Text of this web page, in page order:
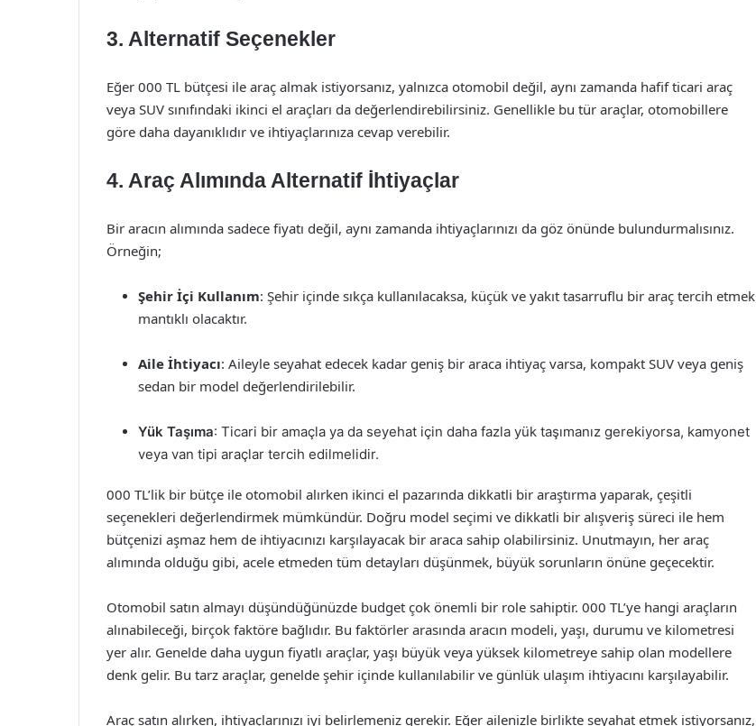
3. Alternatif Seçenekler
Eğer 000 TL bütçesi ile araç almak istiyorsanız, yalnızca otomobil değil, aynı zamanda hafif ticari araç
veya SUV sınıfındaki ikinci el araçları da değerlendirebilirsiniz. Genellikle bu tür araçlar, otomobillere
göre daha dayanıklıdır ve ihtiyaçlarınıza cevap verebilir.
4. Araç Alımında Alternatif İhtiyaçlar
Bir aracın alımında sadece fiyatı değil, aynı zamanda ihtiyaçlarınızı da göz önünde bulundurmalısınız.
Örneğin;
Şehir İçi Kullanım: Şehir içinde sıkça kullanılacaksa, küçük ve yakıt tasarruflu bir araç tercih etmek
mantıklı olacaktır.
Aile İhtiyacı: Aileyle seyahat edecek kadar geniş bir araca ihtiyaç varsa, kompakt SUV veya geniş
sedan bir model değerlendirilebilir.
Yük Taşıma: Ticari bir amaçla ya da seyehat için daha fazla yük taşımanız gerekiyorsa, kamyonet
veya van tipi araçlar tercih edilmelidir.
000 TL’lik bir bütçe ile otomobil alırken ikinci el pazarında dikkatli bir araştırma yaparak, çeşitli
seçenekleri değerlendirmek mümkündür. Doğru model seçimi ve dikkatli bir alışveriş süreci ile hem
bütçenizi aşmaz hem de ihtiyacınızı karşılayacak bir araca sahip olabilirsiniz. Unutmayın, her araç
alımında olduğu gibi, acele etmeden tüm detayları düşünmek, büyük sorunların önüne geçecektir.
Otomobil satın almayı düşündüğünüzde budget çok önemli bir role sahiptir. 000 TL’ye hangi araçların
alınabileceği, birçok faktöre bağlıdır. Bu faktörler arasında aracın modeli, yaşı, durumu ve kilometresi
yer alır. Genelde daha uygun fiyatlı araçlar, yaşı büyük veya yüksek kilometreye sahip olan modellere
denk gelir. Bu tarz araçlar, genelde şehir içinde kullanılabilir ve günlük ulaşım ihtiyacını karşılayabilir.
Araç satın alırken, ihtiyaçlarınızı iyi belirlemeniz gerekir. Eğer ailenizle birlikte seyahat etmek istiyorsanız,